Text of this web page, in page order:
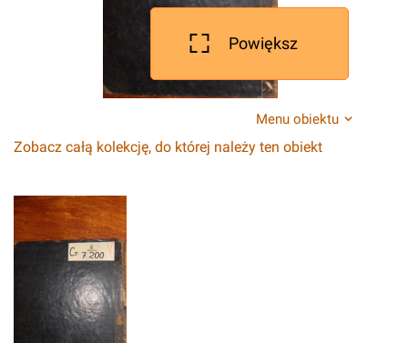
Powiększ
Menu obiektu
Zobacz całą kolekcję, do której należy ten obiekt